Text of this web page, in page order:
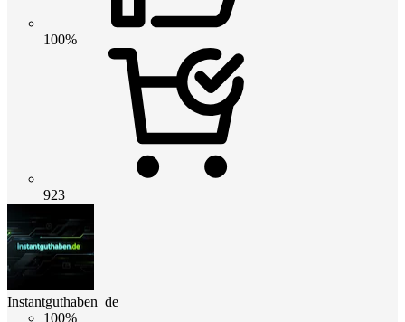
100%
923
Instantguthaben_de
100%